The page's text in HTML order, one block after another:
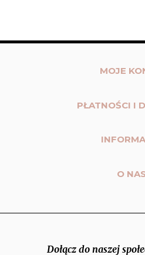
MOJE
PŁATNOŚCI I
O
Dołącz do naszej